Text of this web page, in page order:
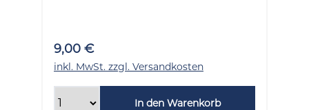
9,00 €
inkl. MwSt. zzgl. Versandkosten
In den Warenkorb